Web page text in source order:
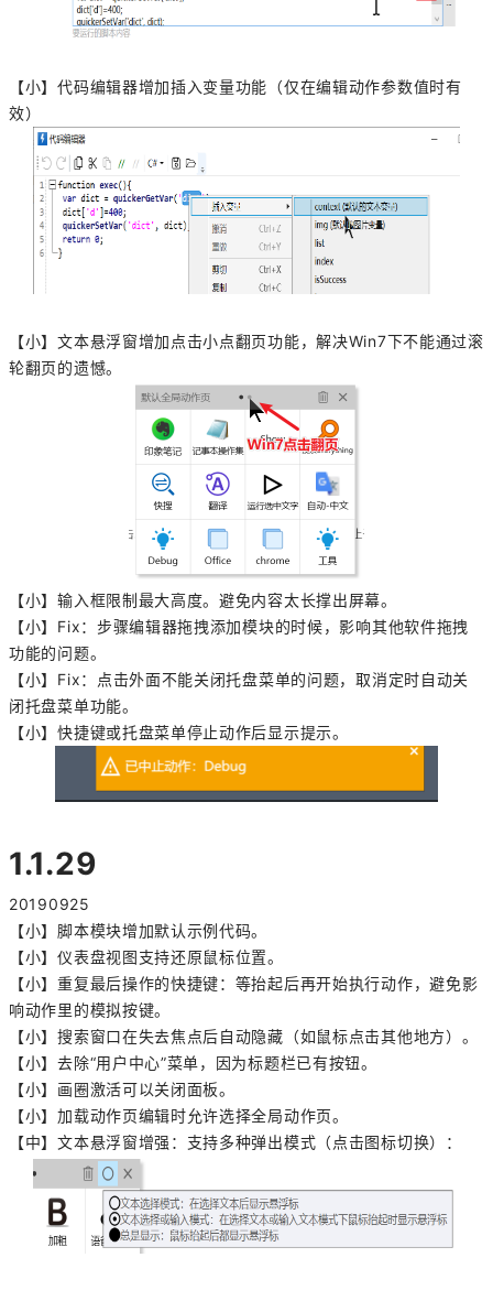
【小】代码编辑器增加插入变量功能（仅在编辑动作参数值时有
效）
【小】文本悬浮窗增加点击小点翻页功能，解决Win7下不能通过滚
轮翻页的遗憾。
【小】输入框限制最大高度。避免内容太长撑出屏幕。
【小】Fix：步骤编辑器拖拽添加模块的时候，影响其他软件拖拽
功能的问题。
【小】Fix：点击外面不能关闭托盘菜单的问题，取消定时自动关
闭托盘菜单功能。
【小】快捷键或托盘菜单停止动作后显示提示。
1.1.29
20190925
【小】脚本模块增加默认示例代码。
【小】仪表盘视图支持还原鼠标位置。
【小】重复最后操作的快捷键：等抬起后再开始执行动作，避免影
响动作里的模拟按键。
【小】搜索窗口在失去焦点后自动隐藏（如鼠标点击其他地方）。
【小】去除“用户中心”菜单，因为标题栏已有按钮。
【小】画圈激活可以关闭面板。
【小】加载动作页编辑时允许选择全局动作页。
【中】文本悬浮窗增强：支持多种弹出模式（点击图标切换）：